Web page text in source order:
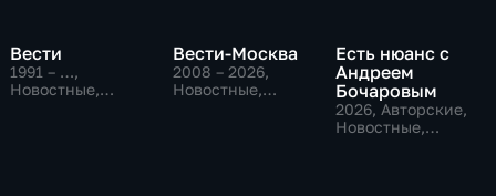
Вести
1991 – …,
Новостные,
Вести-Москва
2008 – 2026,
Новостные,
Есть нюанс с
Андреем
Бочаровым
2026, Авторские,
Новостные,